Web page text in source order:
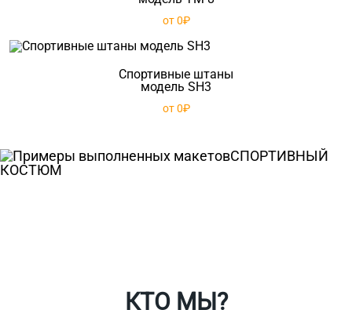
от 0₽
Спортивные штаны
модель SH3
от 0₽
СПОРТИВНЫЙ
КОСТЮМ
КТО МЫ?